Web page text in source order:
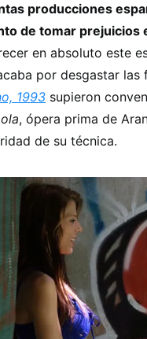
producciones
de tomar prejuicios
en absoluto este
por desgastar las
1993 supieron
, ópera prima de
de su técnica.